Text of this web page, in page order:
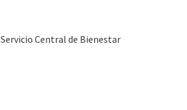
Servicio Central de Bienestar